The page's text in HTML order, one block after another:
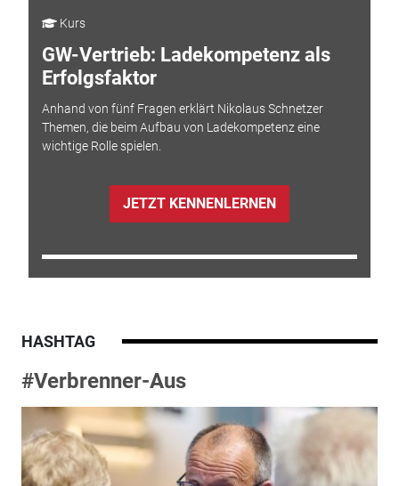
Kurs
GW-Vertrieb: Ladekompetenz als
Erfolgsfaktor
Anhand von fünf Fragen erklärt Nikolaus Schnetzer
Themen, die beim Aufbau von Ladekompetenz eine
wichtige Rolle spielen.
JETZT KENNENLERNEN
HASHTAG
#Verbrenner-Aus